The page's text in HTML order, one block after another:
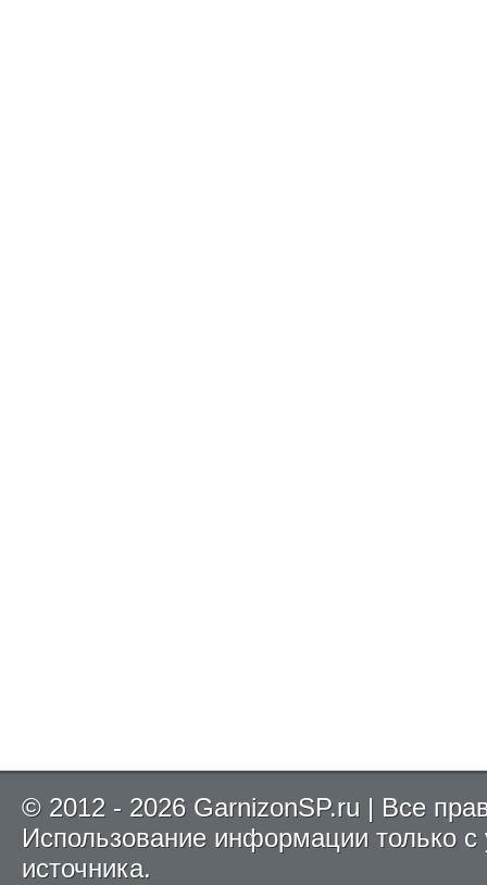
© 2012 - 2026 GarnizonSP.ru | Все
Использование информации только с
источника.